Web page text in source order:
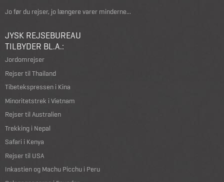
Jo før du rejser, jo længere varer minderne...
JYSK REJSEBUREAU
TILBYDER BL.A.:
Jordomrejser
Rejser til Thailand
Tibetekspressen i Kina
Minoritetstrek i Vietnam
Rejser til Australien
Trekking i Nepal
Safari i Kenya
Rejser til USA
Inkastien og Machu Picchu i Peru